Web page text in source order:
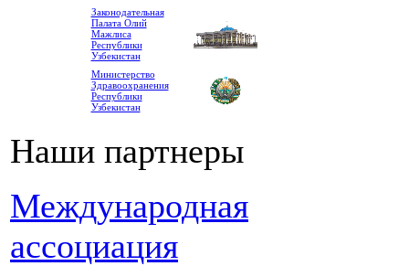
Законодательная
Палата Олий
Мажлиса
Республики
Узбекистан
Министерство
Здравоохранения
Республики
Узбекистан
Наши партнеры
Международная
ассоциация